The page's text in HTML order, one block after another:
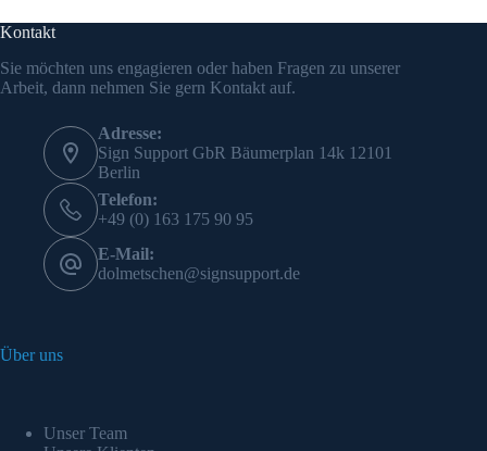
Kontakt
Sie möchten uns engagieren oder haben Fragen zu unserer
Arbeit, dann nehmen Sie gern Kontakt auf.
Adresse:
Sign Support GbR Bäumerplan 14k 12101
Berlin
Telefon:
+49 (0) 163 175 90 95
E-Mail:
dolmetschen@signsupport.de
Über uns
Unser Team